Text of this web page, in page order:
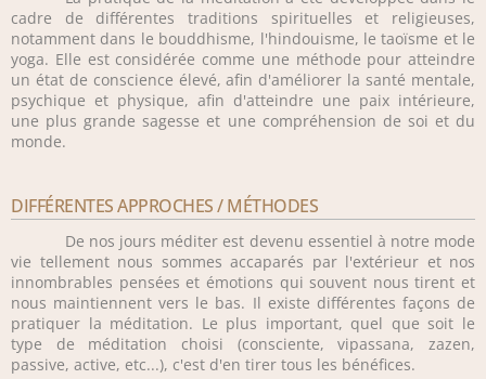
cadre de différentes traditions spirituelles et religieuses,
notamment dans le bouddhisme, l'hindouisme, le taoïsme et le
yoga. Elle est considérée comme une méthode pour atteindre
un état de conscience élevé, afin d'améliorer la santé mentale,
psychique et physique, afin d'atteindre une paix intérieure,
une plus grande sagesse et une compréhension de soi et du
monde.
DIFFÉRENTES APPROCHES / MÉTHODES
De nos jours méditer est devenu essentiel à notre mode
vie tellement nous sommes accaparés par l'extérieur et nos
innombrables pensées et émotions qui souvent nous tirent et
nous maintiennent vers le bas. Il existe différentes façons de
pratiquer la méditation. Le plus important, quel que soit le
type de méditation choisi (consciente, vipassana, zazen,
passive, active, etc...), c'est d'en tirer tous les bénéfices.